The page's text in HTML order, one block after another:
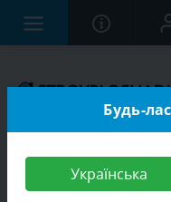
Будь-
Українська